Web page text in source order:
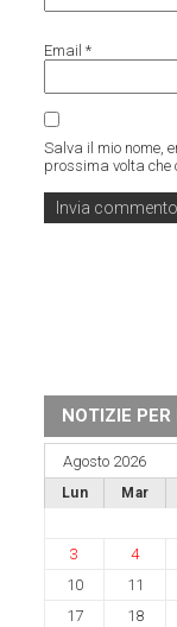
Email*
Salva il mio nome,
prossima volta che
NOTIZIE PER
Agosto 2026
Lun Mar
3
4
10
11
17
18